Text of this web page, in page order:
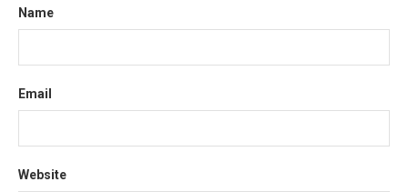
Name
Email
Website